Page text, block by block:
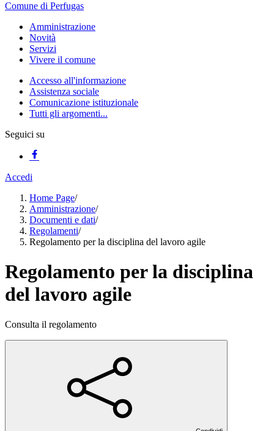
Comune di Perfugas
Amministrazione
Novità
Servizi
Vivere il comune
Accesso all'informazione
Assistenza sociale
Comunicazione istituzionale
Tutti gli argomenti...
Seguici su
Accedi
Home Page/
Amministrazione/
Documenti e dati/
Regolamenti/
Regolamento per la disciplina del lavoro agile
Regolamento per la disciplina
del lavoro agile
Consulta il regolamento